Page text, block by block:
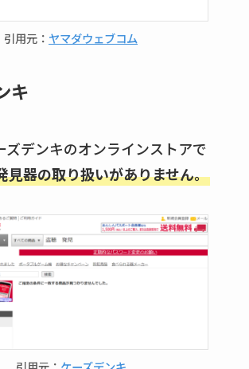
引用元： ヤマダウェブコム
キ
ズデンキのオンラインストアで
見器の取り扱いがありません。